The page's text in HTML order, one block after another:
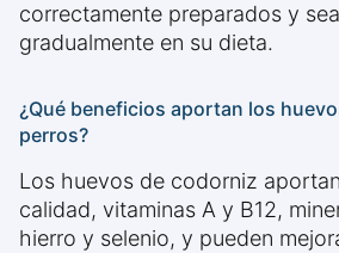
correctamente preparados y
gradualmente en su dieta.
¿Qué beneficios aportan los
perros?
Los huevos de codorniz
calidad, vitaminas A y B12,
hierro y selenio, y pueden